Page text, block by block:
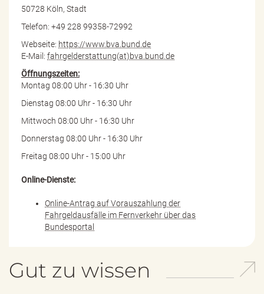
50728 Köln, Stadt
Telefon: +49 228 99358-72992
Webseite: https://www.bva.bund.de
E-Mail: fahrgelderstattung(at)bva.bund.de
Öffnungszeiten:
Montag 08:00 Uhr - 16:30 Uhr
Dienstag 08:00 Uhr - 16:30 Uhr
Mittwoch 08:00 Uhr - 16:30 Uhr
Donnerstag 08:00 Uhr - 16:30 Uhr
Freitag 08:00 Uhr - 15:00 Uhr
Online-Dienste:
Online-Antrag auf Vorauszahlung der
Fahrgeldausfälle im Fernverkehr über das
Bundesportal
Gut zu wissen